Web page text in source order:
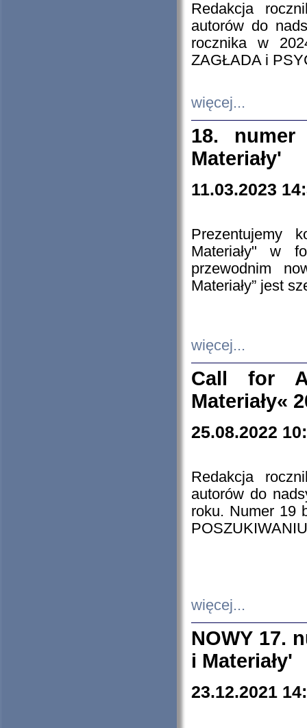
Redakcja
autorów do
rocznika w
ZAGŁADA i
więcej...
18. numer
Materiały'
11.03.2023
Prezentujemy
Materiały" w
przewodnim
Materiały” jest
więcej...
Call for
Materiały«
25.08.2022
Redakcja
autorów do
roku. Numer 19
więcej...
NOWY 17.
i Materiały'
23.12.2021